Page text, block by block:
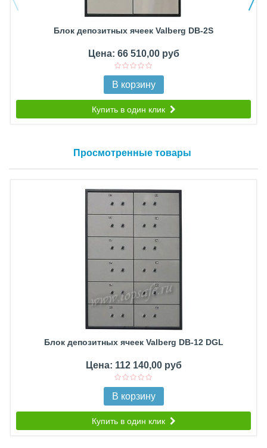
Блок депозитных ячеек Valberg DB-2S
Цена: 66 510,00 руб
В корзину
Купить в один клик
Просмотренные товары
Блок депозитных ячеек Valberg DB-12 DGL
Цена: 112 140,00 руб
В корзину
Купить в один клик